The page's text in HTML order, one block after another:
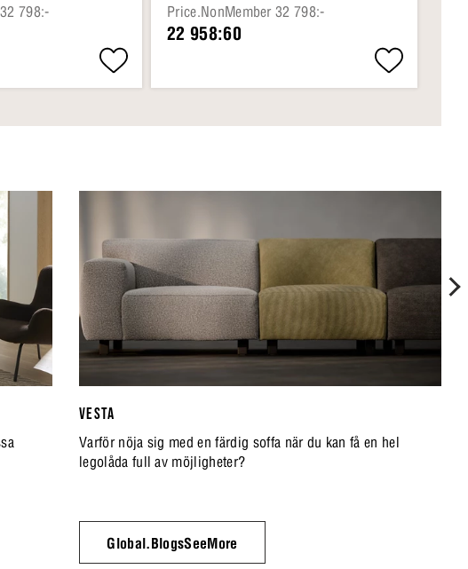
798:- Price.NonMember 32 798:-
22 958:60
VESTA
Varför nöja sig med en färdig soffa när du kan få en hel
legolåda full av möjligheter?
Global.BlogsSeeMore